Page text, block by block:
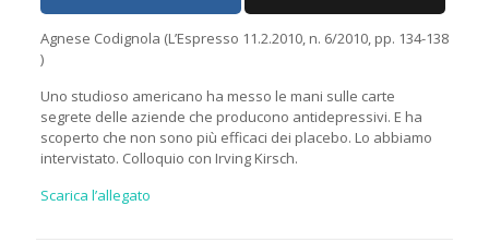
Agnese Codignola (L’Espresso 11.2.2010, n. 6/2010, pp. 134-138
)
Uno studioso americano ha messo le mani sulle carte
segrete delle aziende che producono antidepressivi. E ha
scoperto che non sono più efficaci dei placebo. Lo abbiamo
intervistato. Colloquio con Irving Kirsch.
Scarica l’allegato